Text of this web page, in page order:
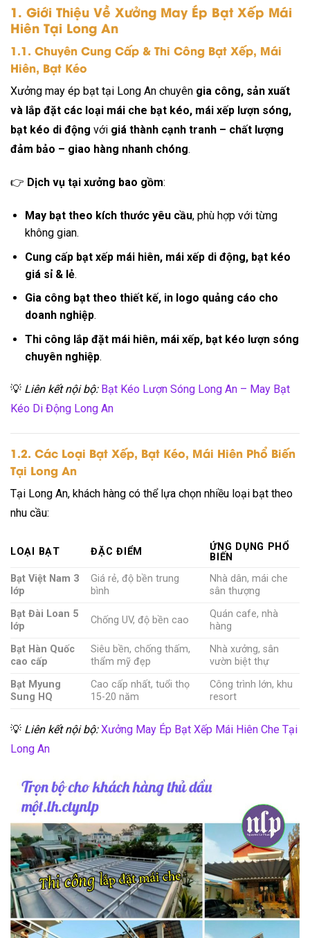
1. Giới Thiệu Về Xưởng May Ép Bạt Xếp Mái
Hiên Tại Long An
1.1. Chuyên Cung Cấp & Thi Công Bạt Xếp, Mái
Hiên, Bạt Kéo
Xưởng may ép bạt tại Long An chuyên gia công, sản xuất
và lắp đặt các loại mái che bạt kéo, mái xếp lượn sóng,
bạt kéo di động với giá thành cạnh tranh – chất lượng
đảm bảo – giao hàng nhanh chóng.
👉 Dịch vụ tại xưởng bao gồm:
May bạt theo kích thước yêu cầu, phù hợp với từng
không gian.
Cung cấp bạt xếp mái hiên, mái xếp di động, bạt kéo
giá sỉ & lẻ.
Gia công bạt theo thiết kế, in logo quảng cáo cho
doanh nghiệp.
Thi công lắp đặt mái hiên, mái xếp, bạt kéo lượn sóng
chuyên nghiệp.
💡 Liên kết nội bộ: Bạt Kéo Lượn Sóng Long An – May Bạt
Kéo Di Động Long An
1.2. Các Loại Bạt Xếp, Bạt Kéo, Mái Hiên Phổ Biến
Tại Long An
Tại Long An, khách hàng có thể lựa chọn nhiều loại bạt theo
nhu cầu:
LOẠI BẠT ĐẶC ĐIỂM
ỨNG DỤNG PHỔ
BIẾN
Bạt Việt Nam 3
lớp
Giá rẻ, độ bền trung
bình
Nhà dân, mái che
sân thượng
Bạt Đài Loan 5
lớp
Chống UV, độ bền cao
Quán cafe, nhà
hàng
Bạt Hàn Quốc
cao cấp
Siêu bền, chống thấm,
thẩm mỹ đẹp
Nhà xưởng, sân
vườn biệt thự
Bạt Myung
Sung HQ
Cao cấp nhất, tuổi thọ
15-20 năm
Công trình lớn, khu
resort
💡 Liên kết nội bộ: Xưởng May Ép Bạt Xếp Mái Hiên Che Tại
Long An